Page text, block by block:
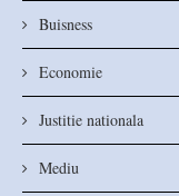
Buisness
Economie
Justitie nationala
Mediu